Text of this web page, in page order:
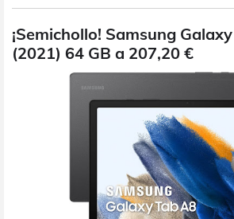
¡Semichollo! Samsung
(2021) 64 GB a 207,20 €